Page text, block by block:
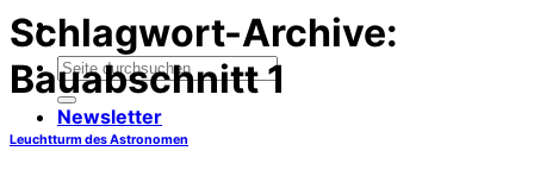
Suchen
nach:
Newsletter
Schlagwort-Archive:
Bauabschnitt 1
Leuchtturm des Astronomen